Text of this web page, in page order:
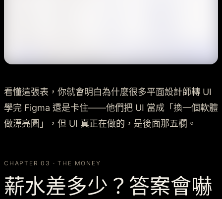
看懂這張表，你就會明白為什麼很多平面設計師轉 UI
學完 Figma 還是卡住——他們把 UI 當成「換一個軟體
做漂亮圖」，但 UI 真正在做的，是後面那五欄。
CHAPTER 03 · THE MONEY
薪水差多少？答案會嚇